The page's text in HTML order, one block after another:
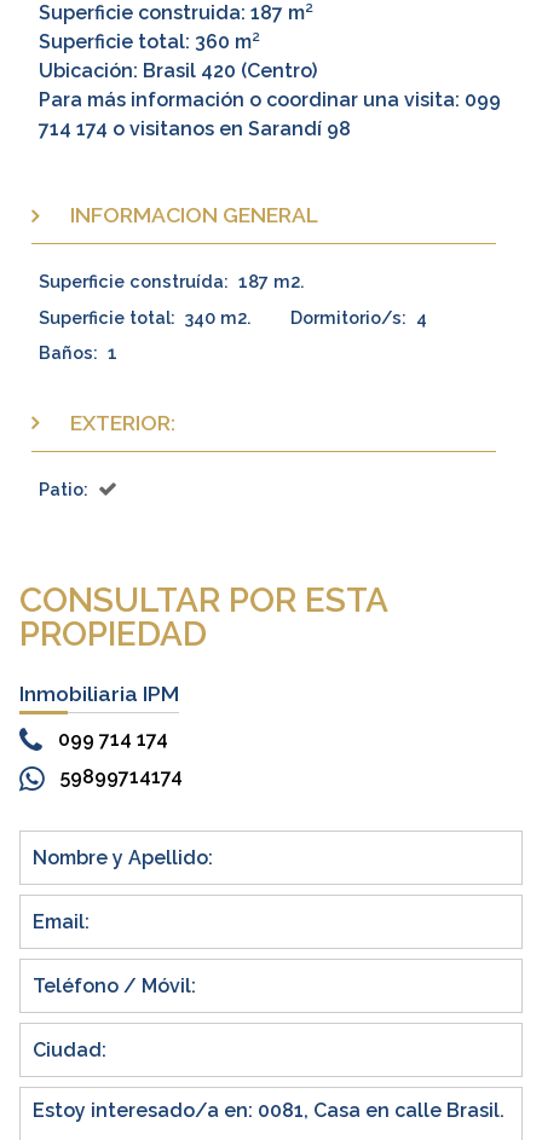
Superficie construida: 187 m²
Superficie total: 360 m²
Ubicación: Brasil 420 (Centro)
Para más información o coordinar una visita: 099
714 174 o visitanos en Sarandí 98
INFORMACION GENERAL
Superficie construída: 187 m2.
Superficie total: 340 m2. Dormitorio/s: 4
Baños: 1
EXTERIOR:
Patio:
CONSULTAR POR ESTA
PROPIEDAD
Inmobiliaria IPM
099 714 174
59899714174